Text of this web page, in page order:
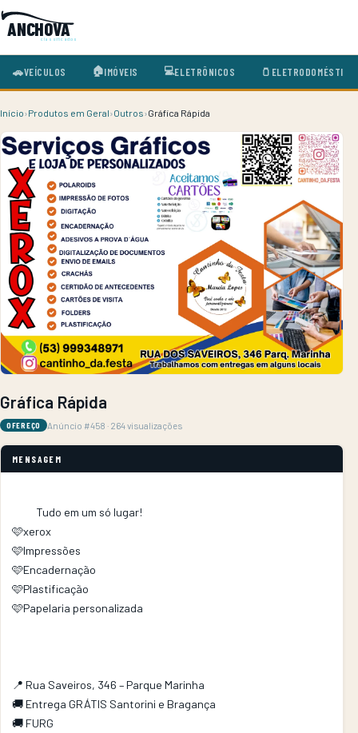
ANCHOVA
classificados
🚗VEÍCULOS 🏠IMÓVEIS 💻ELETRÔNICOS 🫙
Início›Produtos em Geral›Outros›Gráfica Rápida
Gráfica Rápida
OFEREÇO Anúncio #458 · 264 visualizações
MENSAGEM
🩷xerox
🩷Impressões
🩷Encadernação
🩷Plastificação
🩷Papelaria personalizada
📍 Rua Saveiros, 346 – Parque Marinha
🚚 Entrega GRÁTIS Santorini e Bragança
🚚 FURG